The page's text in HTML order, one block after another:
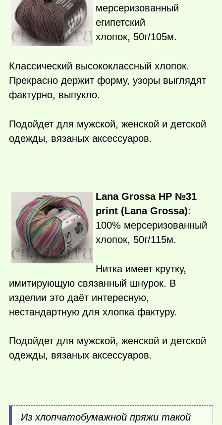
мерсеризованный
египетский
хлопок, 50г/105м.
Классический высококлассный хлопок.
Прекрасно держит форму, узоры выглядят
фактурно, выпукло.
Подойдет для мужской, женской и детской
одежды, вязаных аксессуаров.
Lana Grossa HP №31
print (Lana Grossa):
100% мерсеризованный
хлопок, 50г/115м.
Нитка имеет крутку,
имитирующую связанный шнурок. В
изделии это даёт интересную,
нестандартную для хлопка фактуру.
Подойдет для мужской, женской и детской
одежды, вязаных аксессуаров.
Из хлопчатобумажной пряжи такой